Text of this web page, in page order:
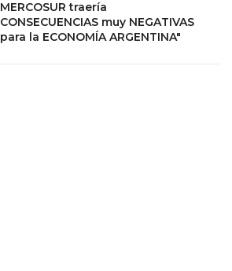
MERCOSUR traería
CONSECUENCIAS muy NEGATIVAS
para la ECONOMÍA ARGENTINA"